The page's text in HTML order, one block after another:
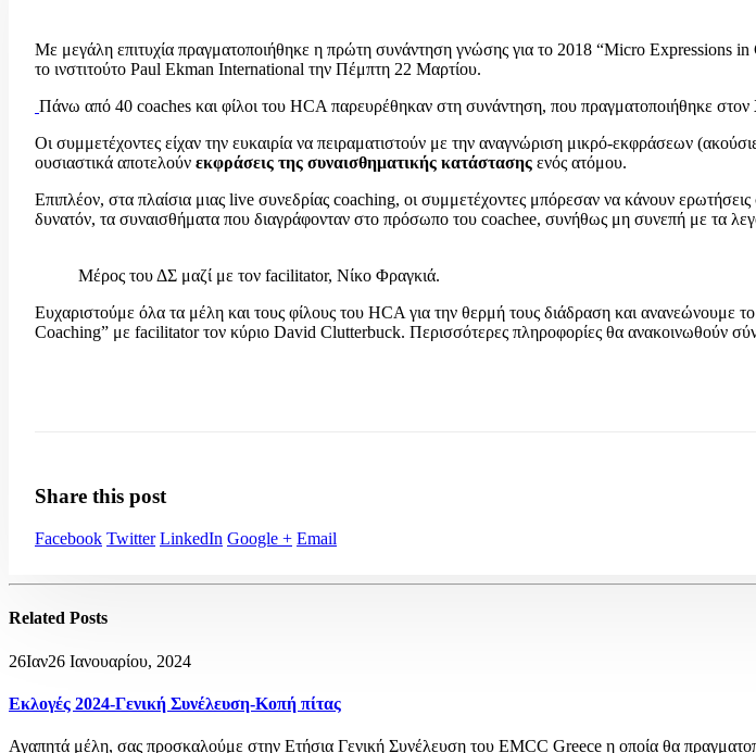
Με μεγάλη επιτυχία πραγματοποιήθηκε η πρώτη συνάντηση γνώσης για το 2018 “Micro Expressions
το ινστιτούτο Paul Ekman International την Πέμπτη 22 Μαρτίου.
Πάνω από 40 coaches και φίλοι του HCA παρευρέθηκαν στη συνάντηση, που πραγματοποιήθηκε στον
Οι συμμετέχοντες είχαν την ευκαιρία να πειραματιστούν με την αναγνώριση μικρό-εκφράσεων
ουσιαστικά αποτελούν εκφράσεις της συναισθηματικής κατάστασης ενός ατόμου.
Επιπλέον, στα πλαίσια μιας live συνεδρίας coaching, οι συμμετέχοντες μπόρεσαν να κάνουν
δυνατόν, τα συναισθήματα που διαγράφονταν στο πρόσωπο του coachee, συνήθως μη συνεπή με τα
Μέρος του ΔΣ μαζί με τον facilitator, Νίκο Φραγκιά.
Ευχαριστούμε όλα τα μέλη και τους φίλους του HCA για την θερμή τους διάδραση και
Coaching” με facilitator τον κύριο David Clutterbuck. Περισσότερες πληροφορίες θα ανακοινωθούν
Share this post
Facebook Twitter LinkedIn Google + Email
Related Posts
26Ιαν26 Ιανουαρίου, 2024
Εκλογές 2024-Γενική Συνέλευση-Κοπή πίτας
Αγαπητά μέλη, σας προσκαλούμε στην Ετήσια Γενική Συνέλευση του EMCC Greece η οποία θα